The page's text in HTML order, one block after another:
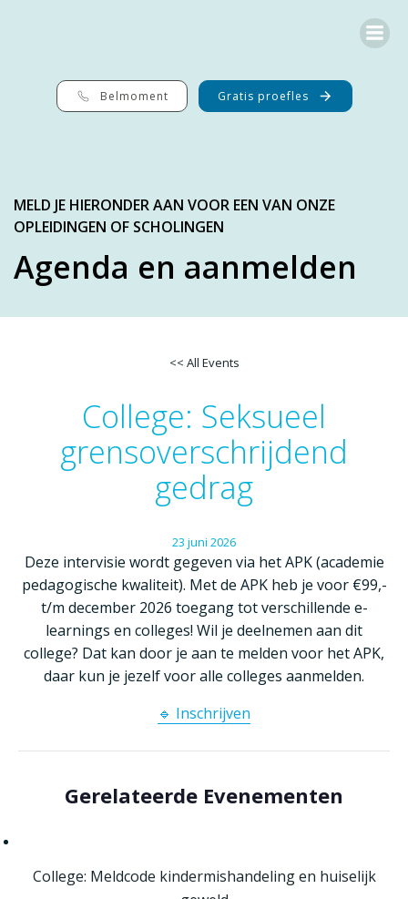
Belmoment Gratis proefles
MELD JE HIERONDER AAN VOOR EEN VAN ONZE
OPLEIDINGEN OF SCHOLINGEN
Agenda en aanmelden
<< All Events
College: Seksueel
grensoverschrijdend
gedrag
23 juni 2026
Deze intervisie wordt gegeven via het APK (academie
pedagogische kwaliteit). Met de APK heb je voor €99,-
t/m december 2026 toegang tot verschillende e-
learnings en colleges! Wil je deelnemen aan dit
college? Dat kan door je aan te melden voor het APK,
daar kun je jezelf voor alle colleges aanmelden.
🔹 Inschrijven
Gerelateerde Evenementen
College: Meldcode kindermishandeling en huiselijk